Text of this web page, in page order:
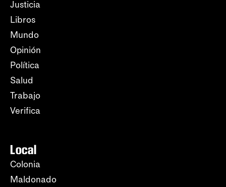
Justicia
Libros
Mundo
Opinión
Política
Salud
Trabajo
Verifica
Local
Colonia
Maldonado